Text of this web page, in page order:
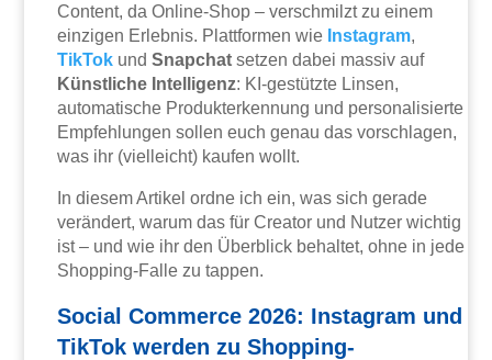
Content, da Online-Shop – verschmilzt zu einem
einzigen Erlebnis. Plattformen wie Instagram,
TikTok undSnapchat setzen dabei massiv auf
Künstliche Intelligenz: KI-gestützte Linsen,
automatische Produkterkennung und personalisierte
Empfehlungen sollen euch genau das vorschlagen,
was ihr (vielleicht) kaufen wollt.
In diesem Artikel ordne ich ein, was sich gerade
verändert, warum das für Creator und Nutzer wichtig
ist – und wie ihr den Überblick behaltet, ohne in jede
Shopping-Falle zu tappen.
Social Commerce 2026: Instagram und
TikTok werden zu Shopping-